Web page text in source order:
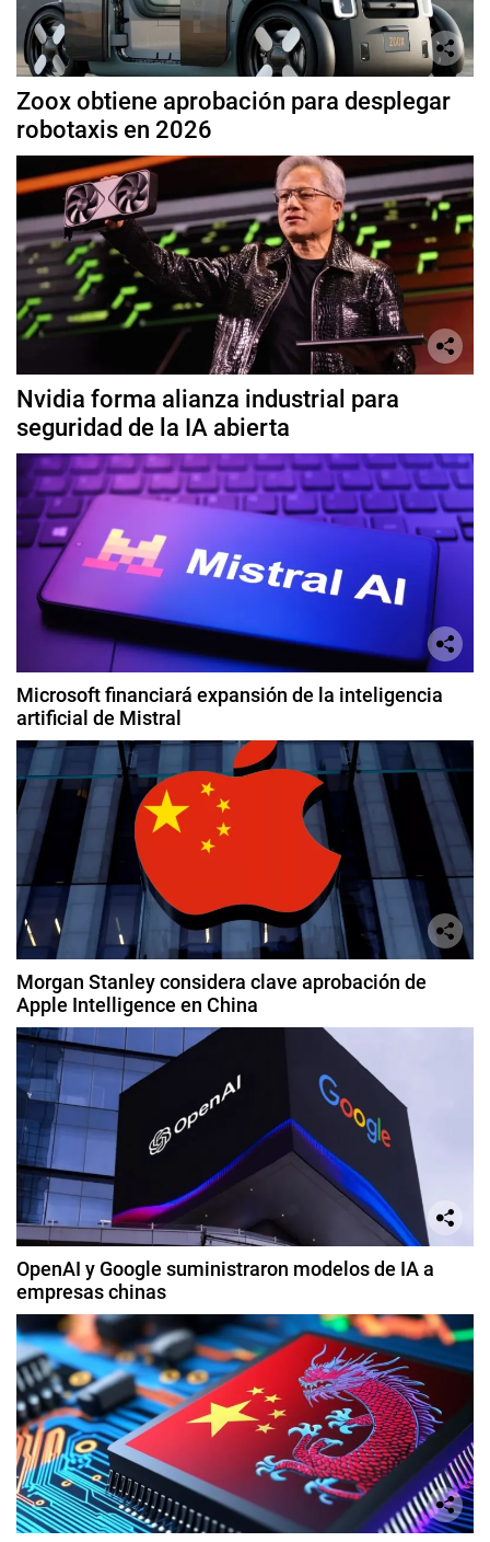
Zoox obtiene aprobación para desplegar
robotaxis en 2026
Nvidia forma alianza industrial para
seguridad de la IA abierta
Microsoft financiará expansión de la inteligencia
artificial de Mistral
Morgan Stanley considera clave aprobación de
Apple Intelligence en China
OpenAI y Google suministraron modelos de IA a
empresas chinas